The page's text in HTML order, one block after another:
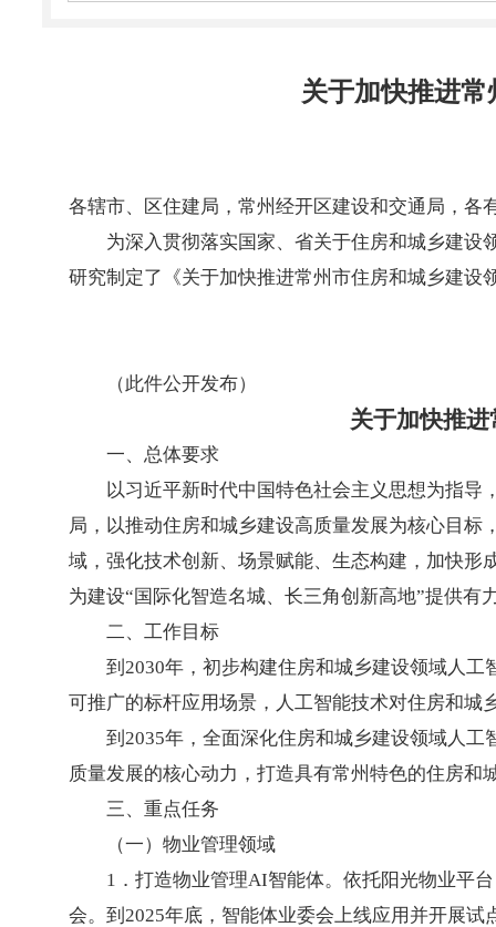
关于加快推进
各辖市、区住建局，常州经开区建设和交通局，各
为深入贯彻落实国家、省关于住房和城乡建设
研究制定了《关于加快推进常州市住房和城乡建
（此件公开发布）
关于加快推
一、总体要求
以习近平新时代中国特色社会主义思想为指导
局，以推动住房和城乡建设高质量发展为核心目
域，强化技术创新、场景赋能、生态构建，加快
为建设“国际化智造名城、长三角创新高地”提供有
二、工作目标
到2030年，初步构建住房和城乡建设领域人
可推广的标杆应用场景，人工智能技术对住房和城
到2035年，全面深化住房和城乡建设领域人
质量发展的核心动力，打造具有常州特色的住房和
三、重点任务
（一）物业管理领域
1．打造物业管理AI智能体。依托阳光物业平
会。到2025年底，智能体业委会上线应用并开展